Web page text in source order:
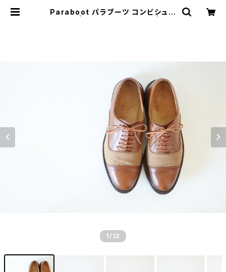
Paraboot パラブーツ コンビシュー
1 /12